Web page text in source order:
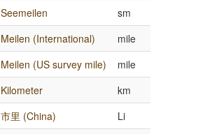
Seemeilen
sm
Meilen (International)
mile
Meilen (US survey mile)
mile
Kilometer
km
市里 (China)
Li